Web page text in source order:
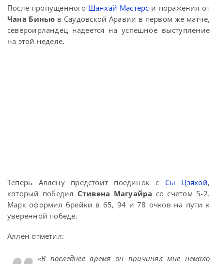
После пропущенного Шанхай Мастерс и поражения от
Чана Бинью в Саудовской Аравии в первом же матче,
североирландец надеется на успешное выступление
на этой неделе.
Теперь Аллену предстоит поединок с Сы Цзяхой,
который победил Стивена Магуайра со счетом 5-2.
Марк оформил брейки в 65, 94 и 78 очков на пути к
уверенной победе.
Аллен отметил:
«В последнее время он причинял мне немало